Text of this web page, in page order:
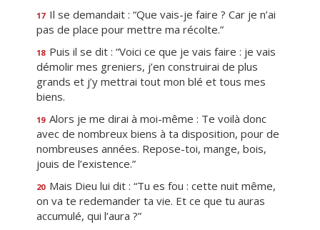
17 Il se demandait : “Que vais-je faire ? Car je n’ai
pas de place pour mettre ma récolte.”
18 Puis il se dit : “Voici ce que je vais faire : je vais
démolir mes greniers, j’en construirai de plus
grands et j’y mettrai tout mon blé et tous mes
biens.
19 Alors je me dirai à moi-même : Te voilà donc
avec de nombreux biens à ta disposition, pour de
nombreuses années. Repose-toi, mange, bois,
jouis de l’existence.”
20 Mais Dieu lui dit : “Tu es fou : cette nuit même,
on va te redemander ta vie. Et ce que tu auras
accumulé, qui l’aura ?”